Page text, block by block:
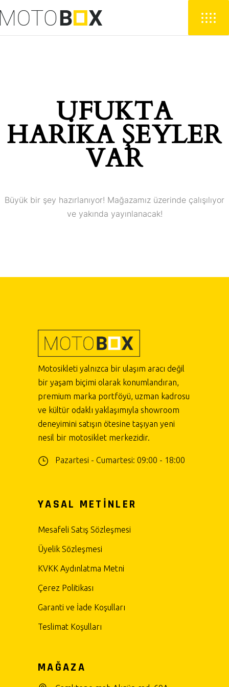
UFUKTA
HARIKA ŞEYLER
VAR
Büyük bir şey hazırlanıyor! Mağazamız üzerinde çalışılıyor
ve yakında yayınlanacak!
Motosikleti yalnızca bir ulaşım aracı değil
bir yaşam biçimi olarak konumlandıran,
premium marka portföyü, uzman kadrosu
ve kültür odaklı yaklaşımıyla showroom
deneyimini satışın ötesine taşıyan yeni
nesil bir motosiklet merkezidir.
Pazartesi - Cumartesi: 09:00 - 18:00
YASAL METİNLER
Mesafeli Satış Sözleşmesi
Üyelik Sözleşmesi
KVKK Aydınlatma Metni
Çerez Politikası
Garanti ve İade Koşulları
Teslimat Koşulları
MAĞAZA